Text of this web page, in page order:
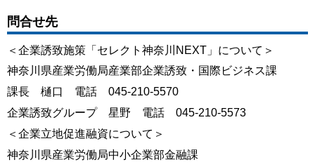
問合せ先
＜企業誘致施策「セレクト神奈川NEXT」について＞
神奈川県産業労働局産業部企業誘致・国際ビジネス課
課長 樋口 電話 045-210-5570
企業誘致グループ 星野 電話 045-210-5573
＜企業立地促進融資について＞
神奈川県産業労働局中小企業部金融課